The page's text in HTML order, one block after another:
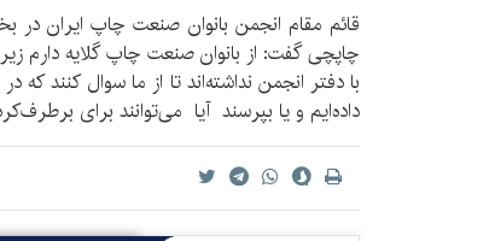
قائم مقام انجمن بانوان صنعت چاپ ایران در
چاپچی گفت: از بانوان صنعت چاپ گلایه دارم
با دفتر انجمن نداشته‌اند تا از ما سوال کنند
داده‌ایم و یا بپرسند آیا می‌توانند برای